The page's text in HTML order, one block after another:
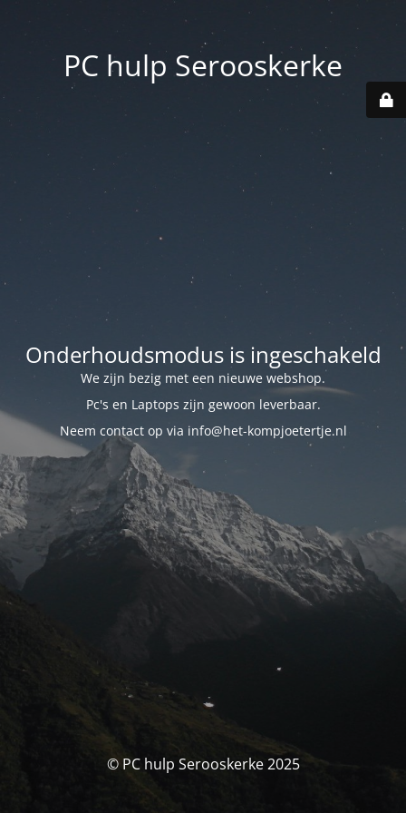
PC hulp Serooskerke
Onderhoudsmodus is ingeschakeld
We zijn bezig met een nieuwe webshop.
Pc's en Laptops zijn gewoon leverbaar.
Neem contact op via info@het-kompjoetertje.nl
© PC hulp Serooskerke 2025